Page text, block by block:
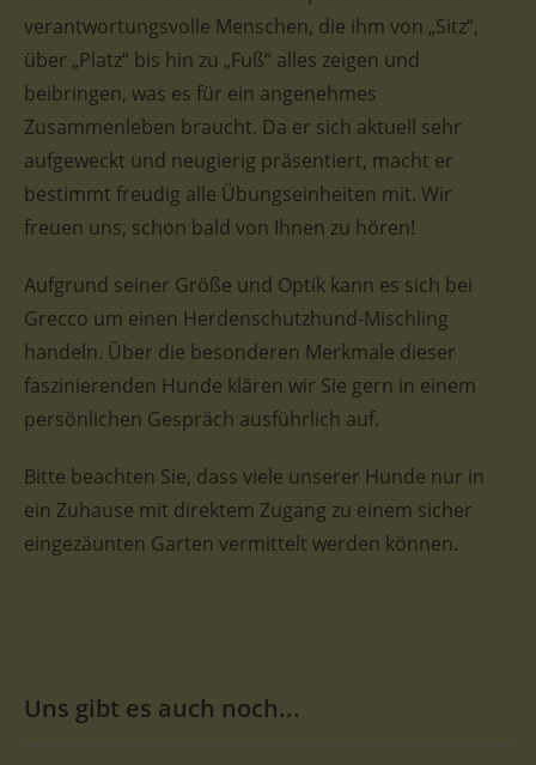
verantwortungsvolle Menschen, die ihm von „Sitz“,
über „Platz“ bis hin zu „Fuß“ alles zeigen und
beibringen, was es für ein angenehmes
Zusammenleben braucht. Da er sich aktuell sehr
aufgeweckt und neugierig präsentiert, macht er
bestimmt freudig alle Übungseinheiten mit. Wir
freuen uns, schon bald von Ihnen zu hören!
Aufgrund seiner Größe und Optik kann es sich bei
Grecco um einen Herdenschutzhund-Mischling
handeln. Über die besonderen Merkmale dieser
faszinierenden Hunde klären wir Sie gern in einem
persönlichen Gespräch ausführlich auf.
Bitte beachten Sie, dass viele unserer Hunde nur in
ein Zuhause mit direktem Zugang zu einem sicher
eingezäunten Garten vermittelt werden können.
Uns gibt es auch noch...